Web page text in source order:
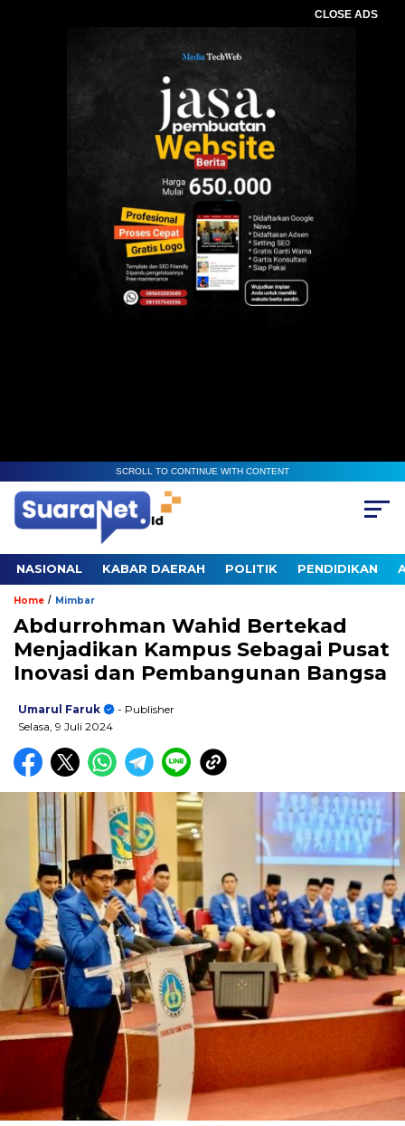
CLOSE ADS
SCROLL TO CONTINUE WITH CONTENT
NASIONAL KABAR DAERAH POLITIK PENDIDIKAN
Home / Mimbar
Abdurrohman Wahid Bertekad
Menjadikan Kampus Sebagai Pusat
Inovasi dan Pembangunan Bangsa
Umarul Faruk
- Publisher
Selasa, 9 Juli 2024